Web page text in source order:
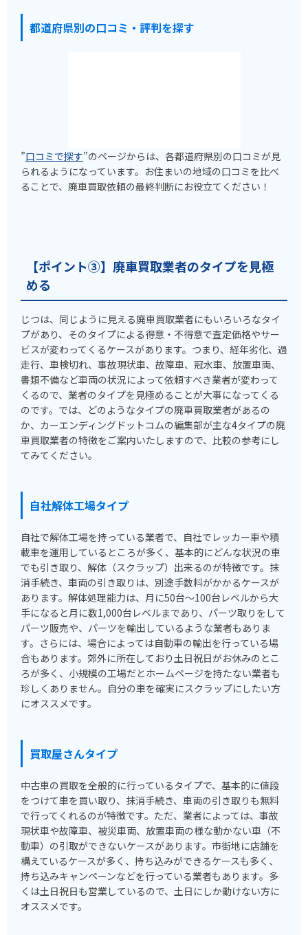
都道府県別の口コミ・評判を探す
”口コミで探す”のページからは、各都道府県別の口コミが見
られるようになっています。お住まいの地域の口コミを比べ
ることで、廃車買取依頼の最終判断にお役立てください！
【ポイント③】廃車買取業者のタイプを見極
める
じつは、同じように見える廃車買取業者にもいろいろなタイ
プがあり、そのタイプによる得意・不得意で査定価格やサー
ビスが変わってくるケースがあります。つまり、経年劣化、過
走行、車検切れ、事故現状車、故障車、冠水車、放置車両、
書類不備など車両の状況によって依頼すべき業者が変わって
くるので、業者のタイプを見極めることが大事になってくる
のです。では、どのようなタイプの廃車買取業者があるの
か、カーエンディングドットコムの編集部が主な4タイプの廃
車買取業者の特徴をご案内いたしますので、比較の参考にし
てみてください。
自社解体工場タイプ
自社で解体工場を持っている業者で、自社でレッカー車や積
載車を運用しているところが多く、基本的にどんな状況の車
でも引き取り、解体（スクラップ）出来るのが特徴です。抹
消手続き、車両の引き取りは、別途手数料がかかるケースが
あります。解体処理能力は、月に50台～100台レベルから大
手になると月に数1,000台レベルまであり、パーツ取りをして
パーツ販売や、パーツを輸出しているような業者もありま
す。さらには、場合によっては自動車の輸出を行っている場
合もあります。郊外に所在しており土日祝日がお休みのとこ
ろが多く、小規模の工場だとホームページを持たない業者も
珍しくありません。自分の車を確実にスクラップにしたい方
にオススメです。
買取屋さんタイプ
中古車の買取を全般的に行っているタイプで、基本的に値段
をつけて車を買い取り、抹消手続き、車両の引き取りも無料
で行ってくれるのが特徴です。ただ、業者によっては、事故
現状車や故障車、被災車両、放置車両の様な動かない車（不
動車）の引取ができないケースがあります。市街地に店舗を
構えているケースが多く、持ち込みができるケースも多く、
持ち込みキャンペーンなどを行っている業者もあります。多
くは土日祝日も営業しているので、土日にしか動けない方に
オススメです。